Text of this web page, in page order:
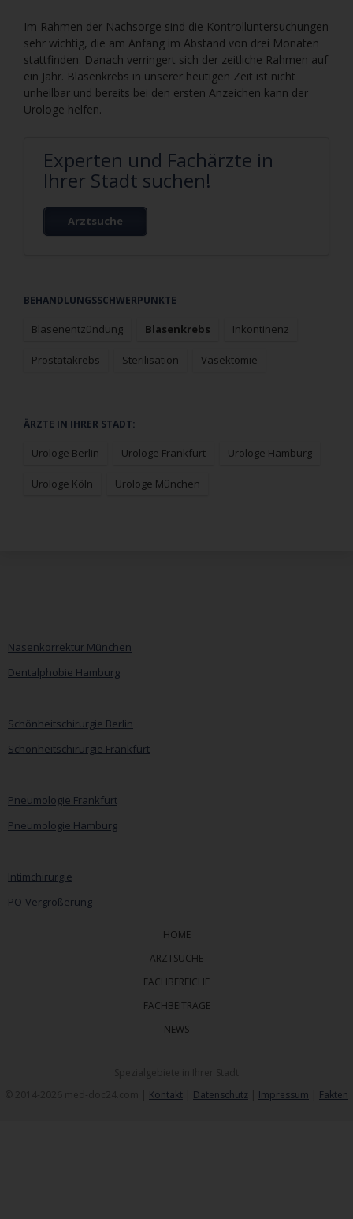
Im Rahmen der Nachsorge sind die Kontrolluntersuchungen
sehr wichtig, die am Anfang im Abstand von drei Monaten
stattfinden. Danach verringert sich der zeitliche Rahmen auf
ein Jahr. Blasenkrebs in unserer heutigen Zeit ist nicht
unheilbar und bereits bei den ersten Anzeichen kann der
Urologe helfen.
Experten und Fachärzte in
Ihrer Stadt suchen!
Arztsuche
Navigation
BEHANDLUNGSSCHWERPUNKTE
Blasenentzündung Blasenkrebs Inkontinenz
Prostatakrebs Sterilisation Vasektomie
Navigation
ÄRZTE IN IHRER STADT:
Urologe Berlin Urologe Frankfurt Urologe Hamburg
Urologe Köln Urologe München
Nasenkorrektur München
Dentalphobie Hamburg
Schönheitschirurgie Berlin
Schönheitschirurgie Frankfurt
Pneumologie Frankfurt
Pneumologie Hamburg
Intimchirurgie
PO-Vergrößerung
HOME
ARZTSUCHE
FACHBEREICHE
FACHBEITRÄGE
NEWS
Kontakt Datenschutz Impressum Fakten